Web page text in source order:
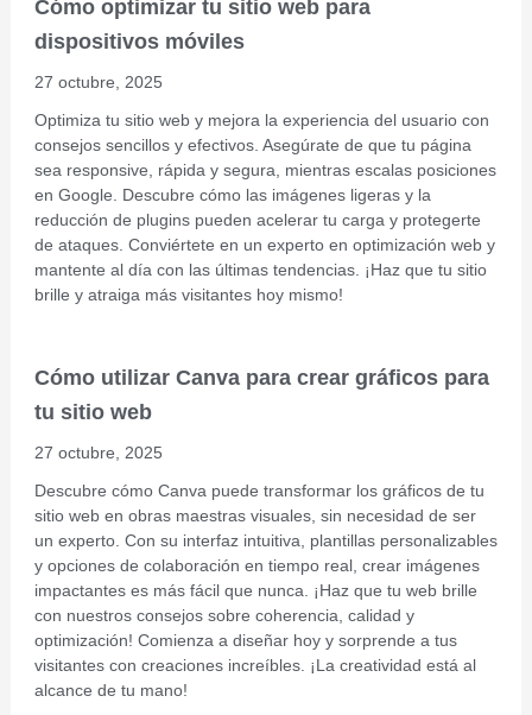
Cómo optimizar tu sitio web para
dispositivos móviles
27 octubre, 2025
Optimiza tu sitio web y mejora la experiencia del usuario con
consejos sencillos y efectivos. Asegúrate de que tu página
sea responsive, rápida y segura, mientras escalas posiciones
en Google. Descubre cómo las imágenes ligeras y la
reducción de plugins pueden acelerar tu carga y protegerte
de ataques. Conviértete en un experto en optimización web y
mantente al día con las últimas tendencias. ¡Haz que tu sitio
brille y atraiga más visitantes hoy mismo!
Cómo utilizar Canva para crear gráficos para
tu sitio web
27 octubre, 2025
Descubre cómo Canva puede transformar los gráficos de tu
sitio web en obras maestras visuales, sin necesidad de ser
un experto. Con su interfaz intuitiva, plantillas personalizables
y opciones de colaboración en tiempo real, crear imágenes
impactantes es más fácil que nunca. ¡Haz que tu web brille
con nuestros consejos sobre coherencia, calidad y
optimización! Comienza a diseñar hoy y sorprende a tus
visitantes con creaciones increíbles. ¡La creatividad está al
alcance de tu mano!